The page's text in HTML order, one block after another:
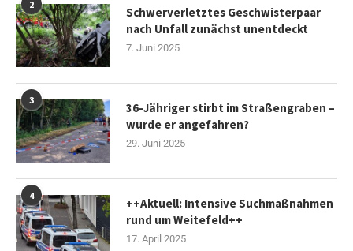
2
Schwerverletztes Geschwisterpaar
nach Unfall zunächst unentdeckt
7. Juni 2025
3
36-Jähriger stirbt im Straßengraben –
wurde er angefahren?
29. Juni 2025
4
++Aktuell: Intensive Suchmaßnahmen
rund um Weitefeld++
17. April 2025